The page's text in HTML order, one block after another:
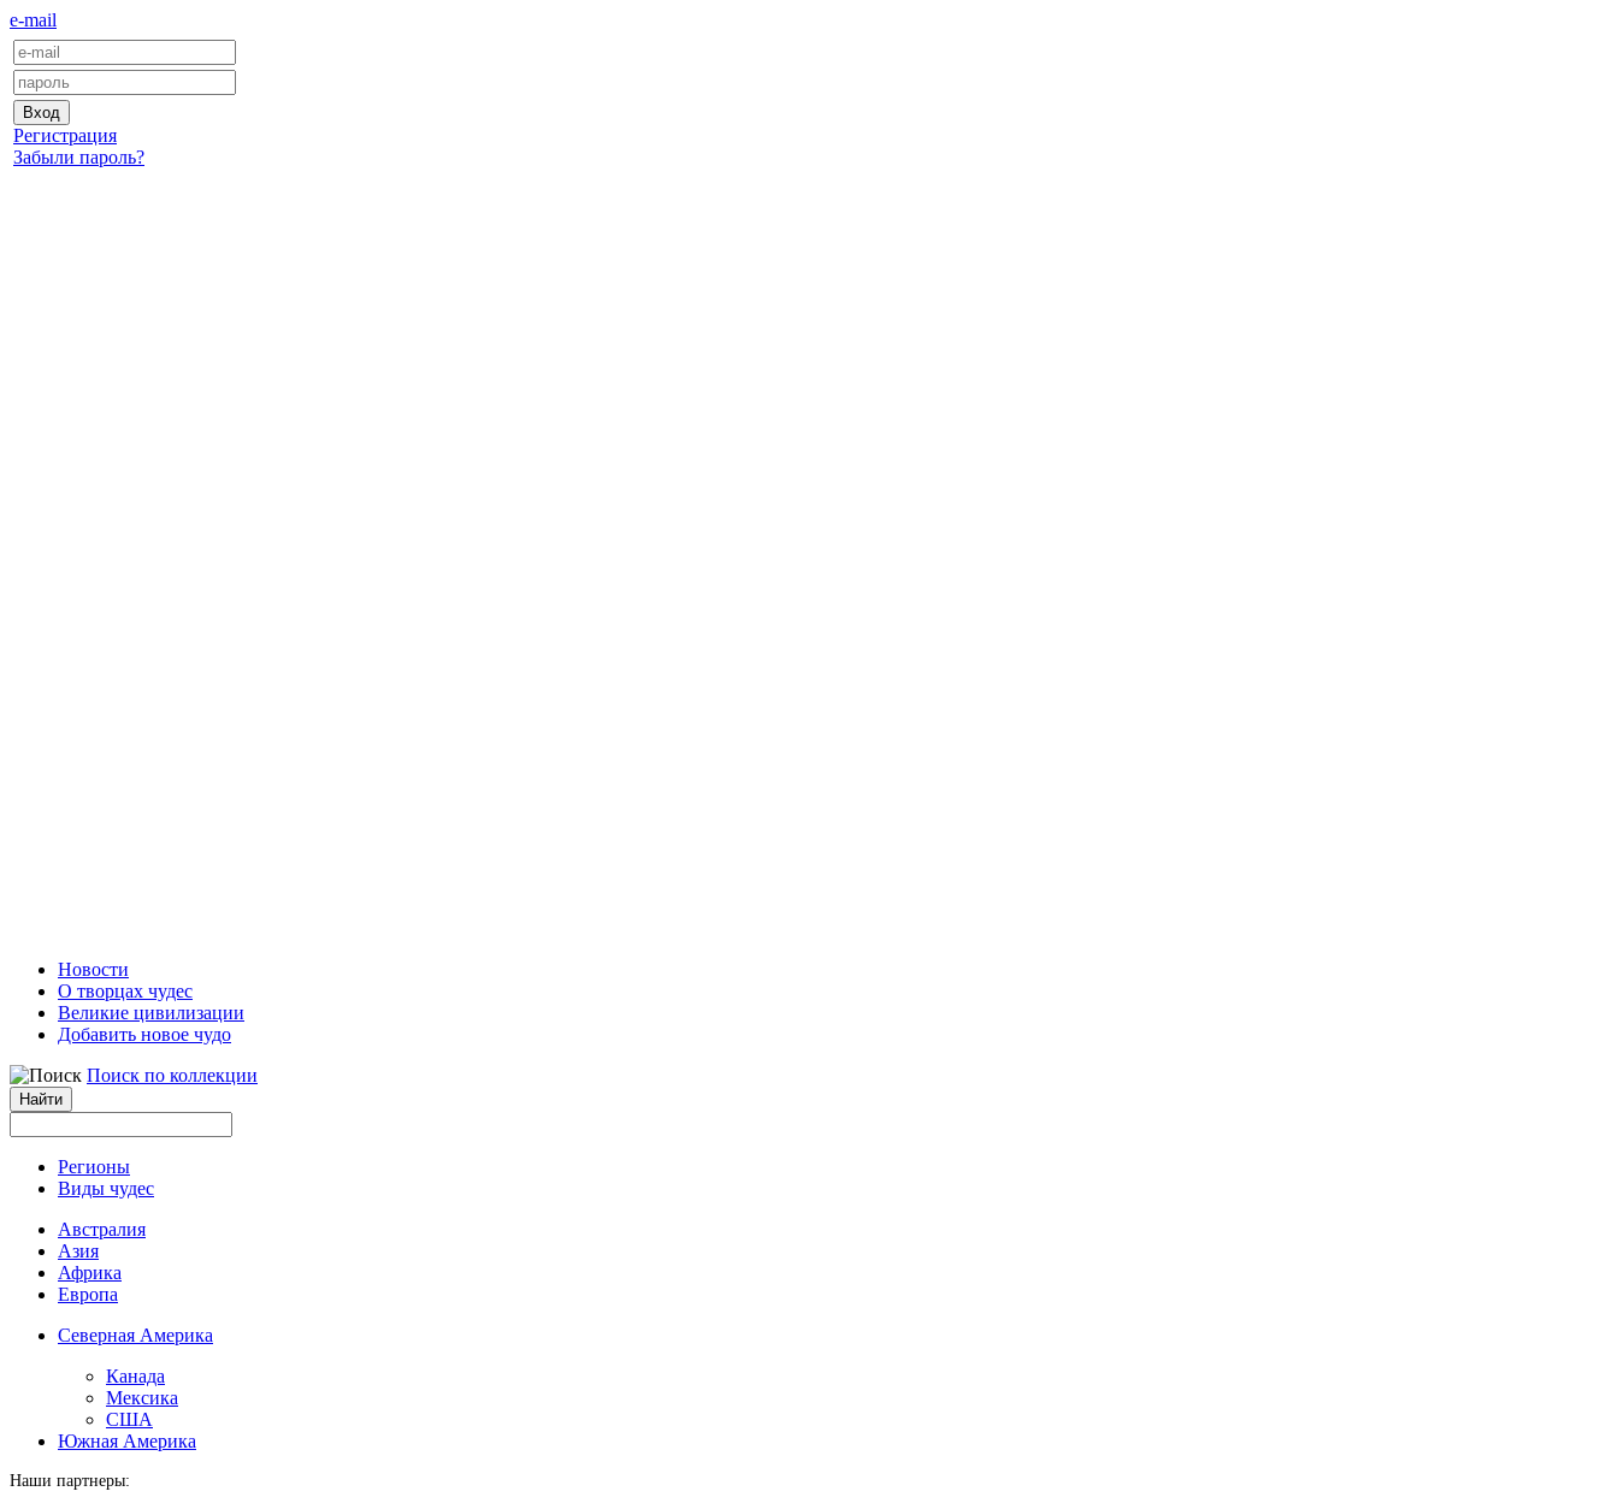
e-mail
Регистрация
Забыли пароль?
Новости
О творцах чудес
Великие цивилизации
Добавить новое чудо
Поиск по коллекции
Регионы
Виды чудес
Австралия
Азия
Африка
Европа
Северная Америка
Канада
Мексика
США
Южная Америка
Наши партнеры: